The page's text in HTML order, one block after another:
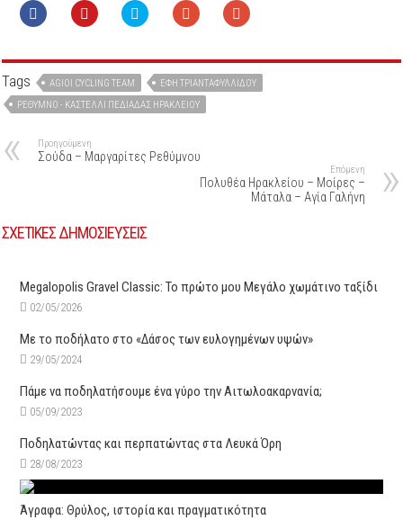
Tags AGIOI CYCLING TEAM
ΈΦΗ ΤΡΙΑΝΤΑΦΥΛΛΊΔΟΥ
ΡΈΘΥΜΝΟ - ΚΑΣΤΈΛΛΙ ΠΕΔΙΆΔΑΣ ΗΡΑΚΛΕΊΟΥ
Προηγούμενη
Σούδα – Μαργαρίτες Ρεθύμνου
Επόμενη
Πολυθέα Ηρακλείου – Μοίρες –
Μάταλα – Αγία Γαλήνη
ΣΧΕΤΙΚΕΣ ΔΗΜΟΣΙΕΥΣΕΙΣ
Megalopolis Gravel Classic: Το πρώτο μου Μεγάλο χωμάτινο ταξίδι
02/05/2026
Με το ποδήλατο στο «Δάσος των ευλογημένων υψών»
29/05/2024
Πάμε να ποδηλατήσουμε ένα γύρο την Αιτωλοακαρνανία;
05/09/2023
Ποδηλατώντας και περπατώντας στα Λευκά Όρη
28/08/2023
Άγραφα: Θρύλος, ιστορία και πραγματικότητα